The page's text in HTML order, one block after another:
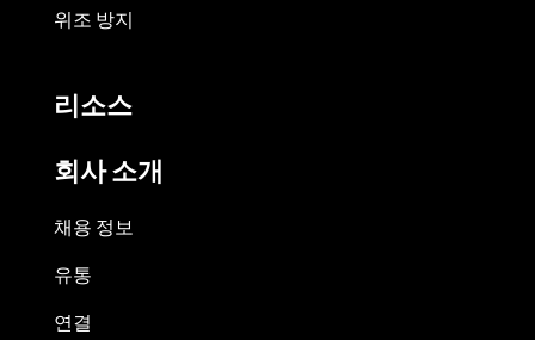
위조 방지
리소스
회사 소개
채용 정보
유통
연결